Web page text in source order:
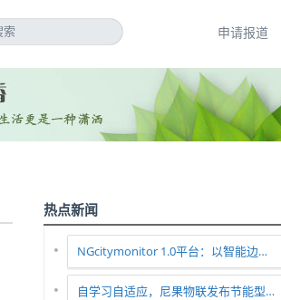
申请报道
热点新闻
NGcitymonitor 1.0平台：以智能边…
自学习自适应，尼果物联发布节能型…